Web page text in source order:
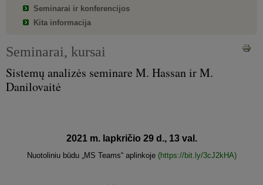
Seminarai ir konferencijos
Kita informacija
Seminarai, kursai
Sistemų analizės seminare M. Hassan ir M.
Danilovaitė
2021 m. lapkričio 29 d., 13 val.
Nuotoliniu būdu „MS Teams“ aplinkoje (https://bit.ly/3cJ2kHA)